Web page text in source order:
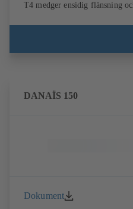
T4 medger ensidig flänsning
DANAÏS 150
Dokument